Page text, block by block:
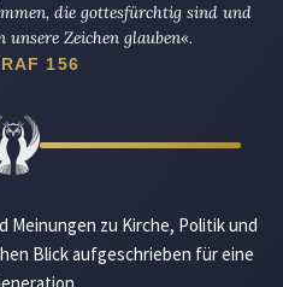
die gottesfürchtig sind und
Zeichen glauben«.
156
Meinungen zu Kirche, Politik und
Blick aufgeschrieben für eine